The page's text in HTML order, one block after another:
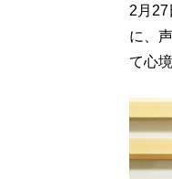
2月27
に、
て心